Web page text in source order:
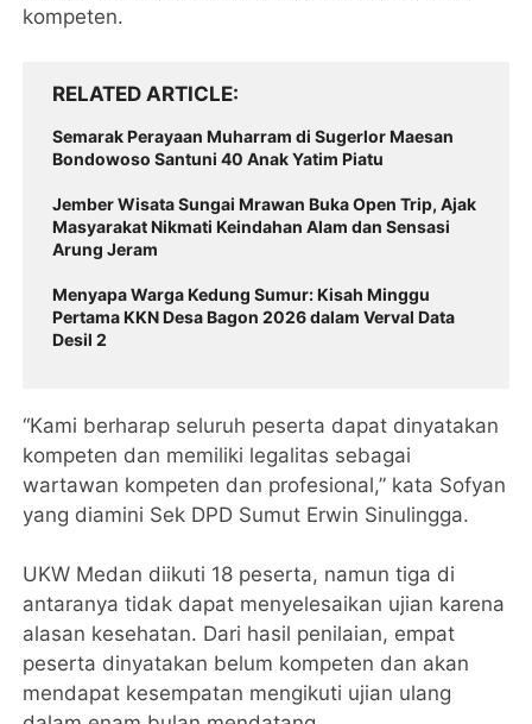
kompeten.
RELATED ARTICLE
Semarak Perayaan Muharram di Sugerlor Maesan
Bondowoso Santuni 40 Anak Yatim Piatu
Jember Wisata Sungai Mrawan Buka Open Trip, Ajak
Masyarakat Nikmati Keindahan Alam dan Sensasi
Arung Jeram
Menyapa Warga Kedung Sumur: Kisah Minggu
Pertama KKN Desa Bagon 2026 dalam Verval Data
Desil 2
“Kami berharap seluruh peserta dapat dinyatakan
kompeten dan memiliki legalitas sebagai
wartawan kompeten dan profesional,” kata Sofyan
yang diamini Sek DPD Sumut Erwin Sinulingga.
UKW Medan diikuti 18 peserta, namun tiga di
antaranya tidak dapat menyelesaikan ujian karena
alasan kesehatan. Dari hasil penilaian, empat
peserta dinyatakan belum kompeten dan akan
mendapat kesempatan mengikuti ujian ulang